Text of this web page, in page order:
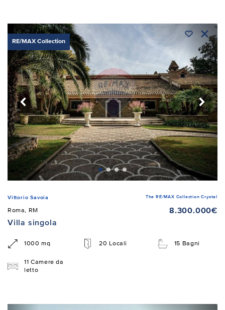
RE/MAX Collection
Vittorio Savoia The RE/MAX Collection Crystal
Roma, RM
8.300.000€
Villa singola
1000 mq 20 Locali 15 Bagni
11 Camere da
letto